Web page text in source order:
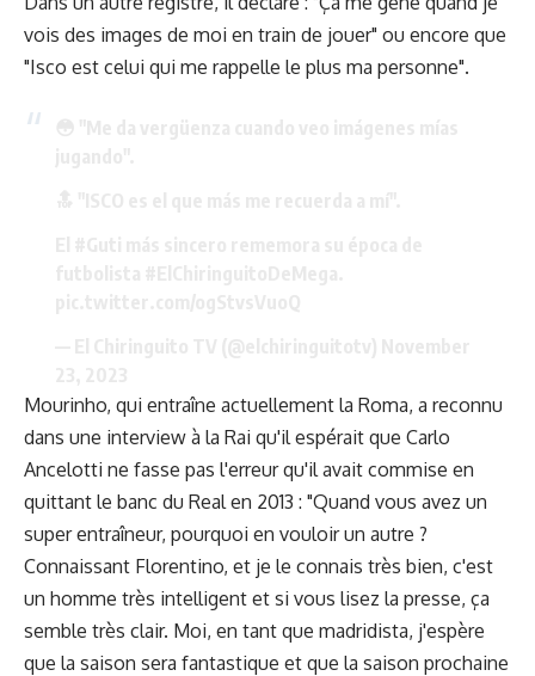
vois des images de moi en train de jouer" ou encore que
"Isco est celui qui me rappelle le plus ma personne".
Mourinho, qui entraîne actuellement la Roma, a reconnu
dans une interview à la Rai qu'il espérait que Carlo
Ancelotti ne fasse pas l'erreur qu'il avait commise en
quittant le banc du Real en 2013 : "Quand vous avez un
super entraîneur, pourquoi en vouloir un autre ?
Connaissant Florentino, et je le connais très bien, c'est
un homme très intelligent et si vous lisez la presse, ça
semble très clair. Moi, en tant que madridista, j'espère
que la saison sera fantastique et que la saison prochaine